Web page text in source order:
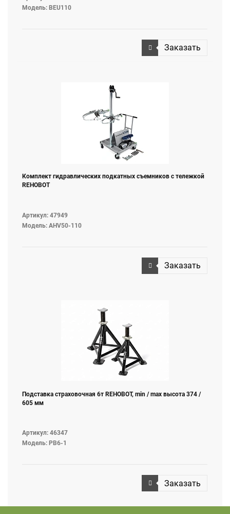
Модель: BEU110
Заказать
Комплект гидравлических подкатных съемников с тележкой
REHOBOT
Артикул: 47949
Модель: AHV50-110
Заказать
Подставка страховочная 6т REHOBOT, min / max высота 374 /
605 мм
Артикул: 46347
Модель: PB6-1
Заказать